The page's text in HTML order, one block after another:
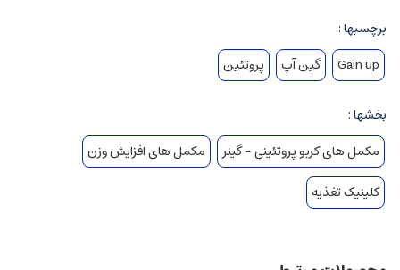
تعداد سروینگ
کشور سازنده: ایران
برچسبها :
Gain up
گین آپ پروتئین
بخشها :
مکمل های کربو پروتئینی - گينر
مکمل های افزایش وزن
کلینیک تغذیه